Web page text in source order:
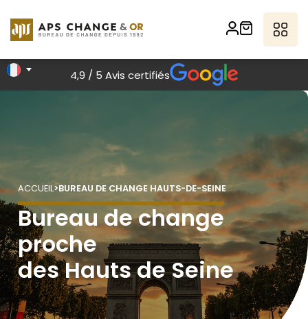
4,9 / 5 Avis certifiés
ACCUEIL>BUREAU DE CHANGE HAUTS-DE-SEINE
Bureau de change
proche
des Hauts de Seine